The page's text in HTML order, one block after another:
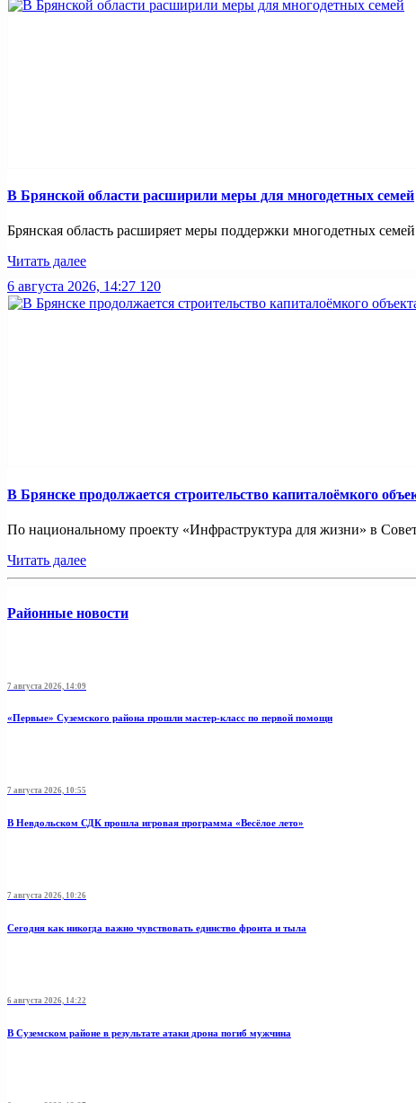
В Брянской области расширили меры для многодетных семей
Брянская область расширяет меры поддержки многодетных
Читать далее
6 августа 2026, 14:27 120
В Брянске продолжается строительство капиталоёмкого
По национальному проекту «Инфраструктура для жизни» в
Читать далее
Районные новости
7 августа 2026, 14:09
«Первые» Суземского района прошли мастер-класс по первой помощи
7 августа 2026, 10:55
В Невдольском СДК прошла игровая программа «Весёлое лето»
7 августа 2026, 10:26
Сегодня как никогда важно чувствовать единство фронта и тыла
6 августа 2026, 14:22
В Суземском районе в результате атаки дрона погиб мужчина